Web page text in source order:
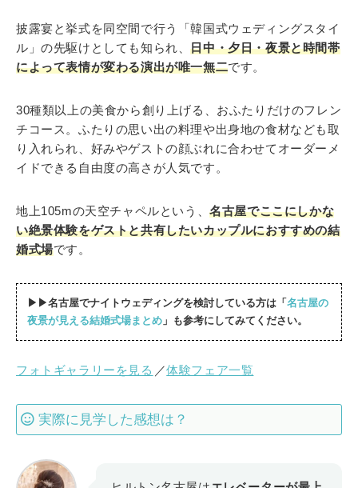
披露宴と挙式を同空間で行う「韓国式ウェディングスタイ
ル」の先駆けとしても知られ、日中・夕日・夜景と時間帯
によって表情が変わる演出が唯一無二です。
30種類以上の美食から創り上げる、おふたりだけのフレン
チコース。ふたりの思い出の料理や出身地の食材なども取
り入れられ、好みやゲストの顔ぶれに合わせてオーダーメ
イドできる自由度の高さが人気です。
地上105mの天空チャペルという、名古屋でここにしかな
い絶景体験をゲストと共有したいカップルにおすすめの結
婚式場です。
▶▶名古屋でナイトウェディングを検討している方は「 名古屋の
夜景が見える結婚式場まとめ 」も参考にしてみてください。
フォトギャラリーを見る ／体験フェア一覧
実際に見学した感想は？